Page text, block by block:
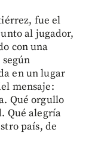
fue el
al jugador,
con una
en un lugar
mensaje:
Qué orgullo
Qué alegría
país, de